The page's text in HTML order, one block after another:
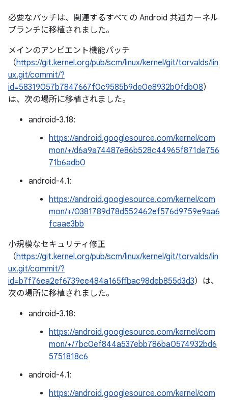
必要なパッチは、関連するすべての Android 共通カーネル
ブランチに移植されました。
メインのアンビエント機能パッチ
（https://git.kernel.org/pub/scm/linux/kernel/git/torvalds/lin
ux.git/commit/?
id=58319057b7847667f0c9585b9de0e8932b0fdb08）
は、次の場所に移植されました。
android-3.18:
https://android.googlesource.com/kernel/com
mon/+/d6a9a74487e86b528c44965f871de756
71b6adb0
android-4.1:
https://android.googlesource.com/kernel/com
mon/+/0381789d78d552462ef576d9759e9aa6
fcaae3bb
小規模なセキュリティ修正
（https://git.kernel.org/pub/scm/linux/kernel/git/torvalds/lin
ux.git/commit/?
id=b7f76ea2ef6739ee484a165ffbac98deb855d3d3）は、
次の場所に移植されました。
android-3.18:
https://android.googlesource.com/kernel/com
mon/+/7bc0ef844a537ebb786ba0574932bd6
5751818c6
android-4.1:
https://android.googlesource.com/kernel/com